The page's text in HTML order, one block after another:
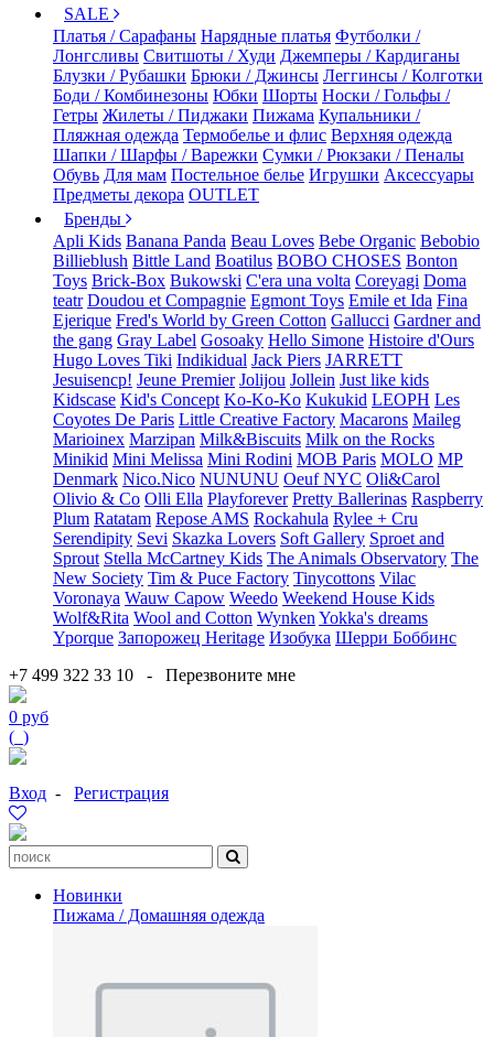
SALE
Платья / Сарафаны Нарядные платья Футболки /
Лонгсливы Свитшоты / Худи Джемперы / Кардиганы
Блузки / Рубашки Брюки / Джинсы Леггинсы / Колготки
Боди / Комбинезоны Юбки Шорты Носки / Гольфы /
Гетры Жилеты / Пиджаки Пижама Купальники /
Пляжная одежда Термобелье и флис Верхняя одежда
Шапки / Шарфы / Варежки Сумки / Рюкзаки / Пеналы
Обувь Для мам Постельное белье Игрушки Аксессуары
Предметы декора OUTLET
Бренды
Apli Kids Banana Panda Beau Loves Bebe Organic Bebobio
Billieblush Bittle Land Boatilus BOBO CHOSES Bonton
Toys Brick-Box Bukowski C'era una volta Coreyagi Doma
teatr Doudou et Compagnie Egmont Toys Emile et Ida Fina
Ejerique Fred's World by Green Cotton Gallucci Gardner and
the gang Gray Label Gosoaky Hello Simone Histoire d'Ours
Hugo Loves Tiki Indikidual Jack Piers JARRETT
Jesuisencp! Jeune Premier Jolijou Jollein Just like kids
Kidscase Kid's Concept Ko-Ko-Ko Kukukid LEOPH Les
Coyotes De Paris Little Creative Factory Macarons Maileg
Marioinex Marzipan Milk&Biscuits Milk on the Rocks
Minikid Mini Melissa Mini Rodini MOB Paris MOLO MP
Denmark Nico.Nico NUNUNU Oeuf NYC Oli&Carol
Olivio & Co Olli Ella Playforever Pretty Ballerinas Raspberry
Plum Ratatam Repose AMS Rockahula Rylee + Cru
Serendipity Sevi Skazka Lovers Soft Gallery Sproet and
Sprout Stella McCartney Kids The Animals Observatory The
New Society Tim & Puce Factory Tinycottons Vilac
Voronaya Wauw Capow Weedo Weekend House Kids
Wolf&Rita Wool and Cotton Wynken Yokka's dreams
Yporque Запорожец Heritage Изобука Шерри Боббинс
+7 499 322 33 10 - Перезвоните мне
0 руб
( )
Вход - Регистрация
Новинки
Пижама / Домашняя одежда